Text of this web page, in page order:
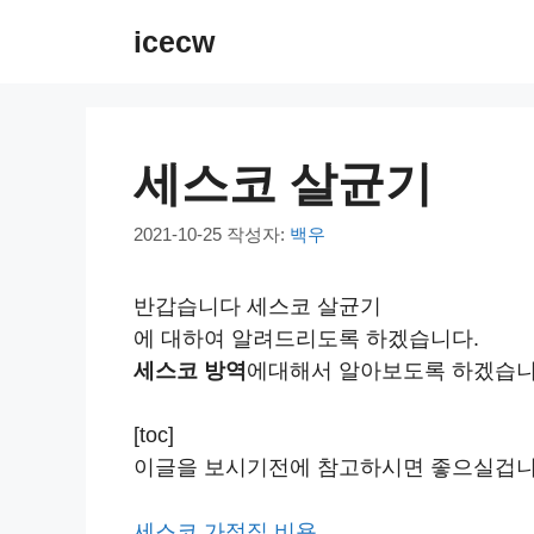
icecw
세스코 살균기
2021-10-25 작성자: 백우
반갑습니다 세스코 살균기
에 대하여 알려드리도록 하겠습니다.
세스코 방역 에대해서 알아보도록 하겠습
[toc]
이글을 보시기전에 참고하시면 좋으실겁